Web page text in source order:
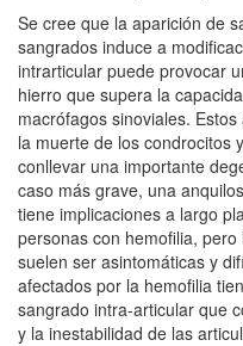
Se cree que la aparición de
sangrados induce a
intrarticular puede provocar
hierro que supera la
macrófagos sinoviales.
la muerte de los condrocitos
conllevar una importante
caso más grave, una
tiene implicaciones a largo
personas con hemofilia,
suelen ser asintomáticas y
afectados por la hemofilia
sangrado intra-articular que
y la inestabilidad de las